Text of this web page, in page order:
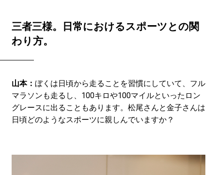
三者三様。日常におけるスポーツとの関
わり方。
山本： ぼくは日頃から走ることを習慣にしていて、フル
マラソンも走るし、100キロや100マイルといったロン
グレースに出ることもあります。松尾さんと金子さんは
日頃どのようなスポーツに親しんでいますか？